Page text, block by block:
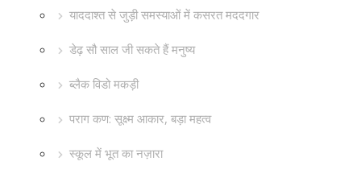
याददाश्त से जुड़ी समस्याओं में कसरत मददगार
डेढ़ सौ साल जी सकते हैं मनुष्य
ब्लैक विडो मकड़ी
पराग कण: सूक्ष्म आकार, बड़ा महत्व
स्कूल में भूत का नज़ारा